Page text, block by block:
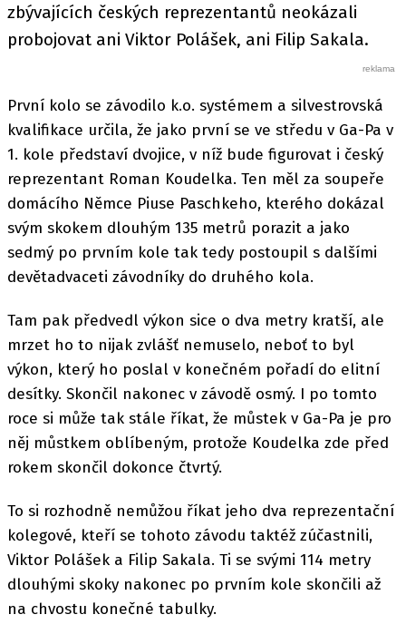
zbývajících českých reprezentantů neokázali
probojovat ani Viktor Polášek, ani Filip Sakala.
První kolo se závodilo k.o. systémem a silvestrovská
kvalifikace určila, že jako první se ve středu v Ga-Pa v
1. kole představí dvojice, v níž bude figurovat i český
reprezentant Roman Koudelka. Ten měl za soupeře
domácího Němce Piuse Paschkeho, kterého dokázal
svým skokem dlouhým 135 metrů porazit a jako
sedmý po prvním kole tak tedy postoupil s dalšími
devětadvaceti závodníky do druhého kola.
Tam pak předvedl výkon sice o dva metry kratší, ale
mrzet ho to nijak zvlášť nemuselo, neboť to byl
výkon, který ho poslal v konečném pořadí do elitní
desítky. Skončil nakonec v závodě osmý. I po tomto
roce si může tak stále říkat, že můstek v Ga-Pa je pro
něj můstkem oblíbeným, protože Koudelka zde před
rokem skončil dokonce čtvrtý.
To si rozhodně nemůžou říkat jeho dva reprezentační
kolegové, kteří se tohoto závodu taktéž zúčastnili,
Viktor Polášek a Filip Sakala. Ti se svými 114 metry
dlouhými skoky nakonec po prvním kole skončili až
na chvostu konečné tabulky.